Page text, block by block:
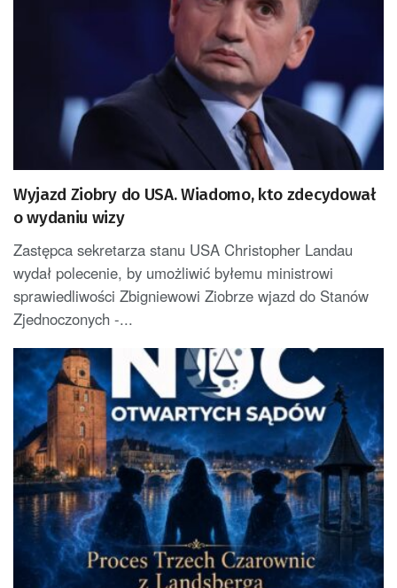
Wyjazd Ziobry do USA. Wiadomo, kto zdecydował
o wydaniu wizy
Zastępca sekretarza stanu USA Christopher Landau
wydał polecenie, by umożliwić byłemu ministrowi
sprawiedliwości Zbigniewowi Ziobrze wjazd do Stanów
Zjednoczonych -...